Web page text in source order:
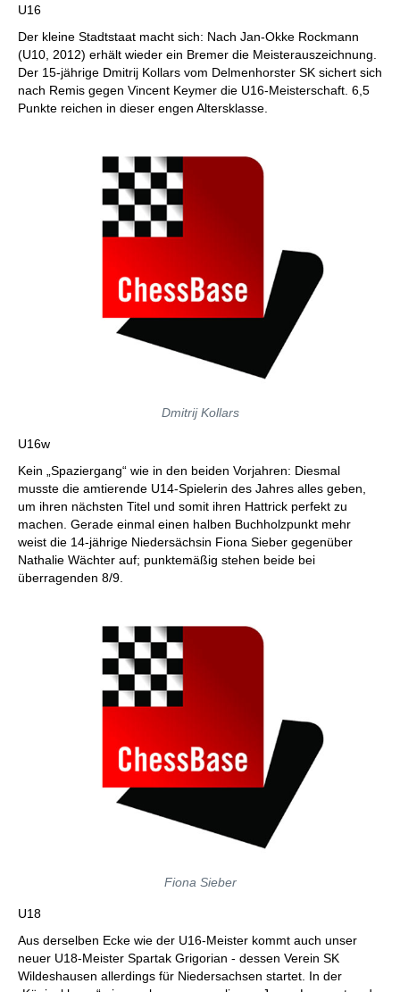
U16
Der kleine Stadtstaat macht sich: Nach Jan-Okke Rockmann
(U10, 2012) erhält wieder ein Bremer die Meisterauszeichnung.
Der 15-jährige Dmitrij Kollars vom Delmenhorster SK sichert sich
nach Remis gegen Vincent Keymer die U16-Meisterschaft. 6,5
Punkte reichen in dieser engen Altersklasse.
Dmitrij Kollars
U16w
Kein „Spaziergang“ wie in den beiden Vorjahren: Diesmal
musste die amtierende U14-Spielerin des Jahres alles geben,
um ihren nächsten Titel und somit ihren Hattrick perfekt zu
machen. Gerade einmal einen halben Buchholzpunkt mehr
weist die 14-jährige Niedersächsin Fiona Sieber gegenüber
Nathalie Wächter auf; punktemäßig stehen beide bei
überragenden 8/9.
Fiona Sieber
U18
Aus derselben Ecke wie der U16-Meister kommt auch unser
neuer U18-Meister Spartak Grigorian - dessen Verein SK
Wildeshausen allerdings für Niedersachsen startet. In der